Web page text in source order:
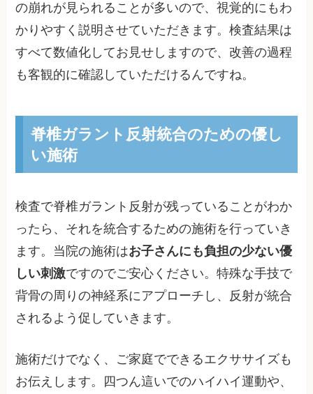
の崩れが見られることが多いので、視覚的にもわ
かりやすく説明させていただきます。検査結果は
すべて数値化してお見せしますので、改善の過程
も客観的に確認していただけるんですね。
脊椎ガラント反射統合のための優し
い施術
検査で脊椎ガラント反射が残っていることがわか
ったら、それを統合するための施術を行っていき
ます。当院の施術はお子さんにも負担の少ない優
しい刺激ですのでご安心ください。特殊な手技で
背骨の周りの神経系にアプローチし、反射が統合
されるよう促していきます。
施術だけでなく、ご家庭でできるエクササイズも
お伝えします。四つん這いでのハイハイ運動や、